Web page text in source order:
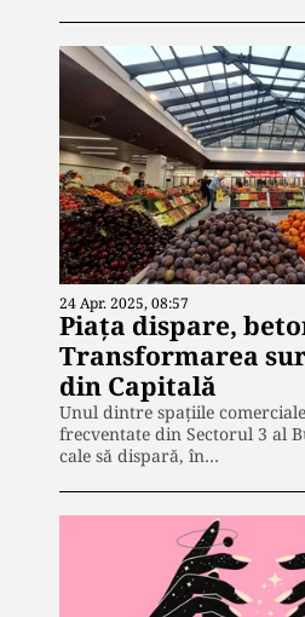
24 Apr. 2025, 08:57
Piața dispare,
Transformarea
din Capitală
Unul dintre spațiile
frecventate din Sectorul 3 al
cale să dispară, în…